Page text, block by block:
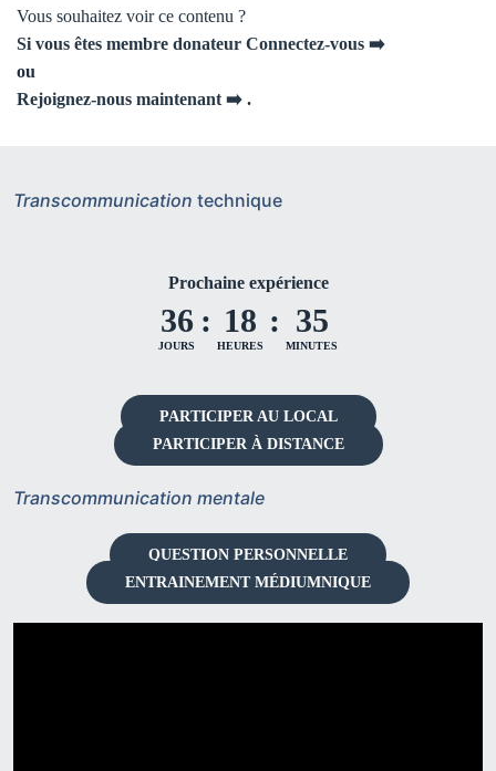
Vous souhaitez voir ce contenu ?
Si vous êtes membre donateur Connectez-vous ➡️
ou
Rejoignez-nous maintenant ➡️ .
Transcommunication technique
Prochaine expérience
36
JOURS
: 18
HEURES
: 35
MINUTES
PARTICIPER AU LOCAL
PARTICIPER À DISTANCE
Transcommunication mentale
QUESTION PERSONNELLE
ENTRAINEMENT MÉDIUMNIQUE